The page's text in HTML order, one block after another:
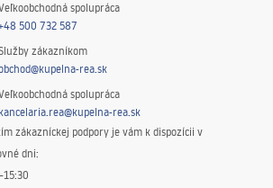
spolupráca
500 732 587
zákazníkom
rea.sk
spolupráca
kancelaria.rea@kupelna-rea.sk
zákazníckej podpory je vám k dispozícii v
dni: